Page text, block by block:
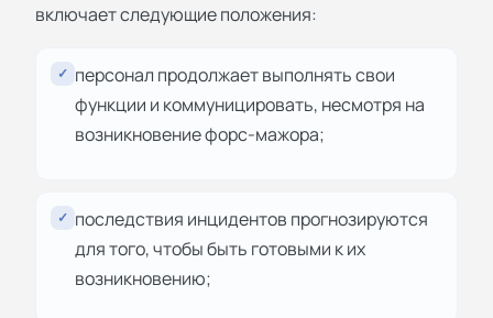
включает следующие положения:
✓ персонал продолжает выполнять свои
функции и коммуницировать, несмотря на
возникновение форс-мажора;
✓ последствия инцидентов прогнозируются
для того, чтобы быть готовыми к их
возникновению;